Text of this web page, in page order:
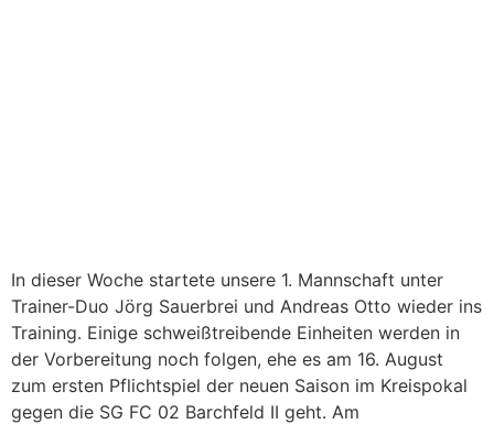
In dieser Woche startete unsere 1. Mannschaft unter
Trainer-Duo Jörg Sauerbrei und Andreas Otto wieder ins
Training. Einige schweißtreibende Einheiten werden in
der Vorbereitung noch folgen, ehe es am 16. August
zum ersten Pflichtspiel der neuen Saison im Kreispokal
gegen die SG FC 02 Barchfeld II geht. Am